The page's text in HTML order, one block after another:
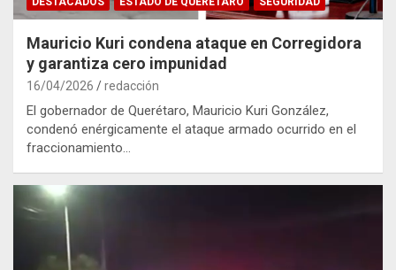
Mauricio Kuri condena ataque en Corregidora
y garantiza cero impunidad
16/04/2026 redacción
El gobernador de Querétaro, Mauricio Kuri González,
condenó enérgicamente el ataque armado ocurrido en el
fraccionamiento…